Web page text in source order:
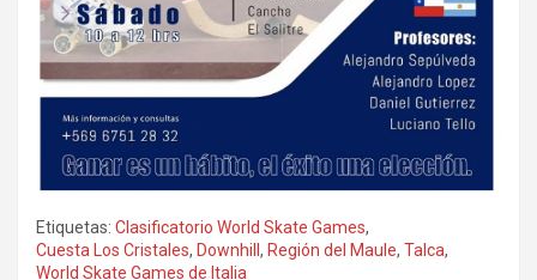
Etiquetas: Clasificatorio World Skate Games,
Cuesta Los Cristales, Downhill , Región del Maule, Talca,
World Skate Games de Italia